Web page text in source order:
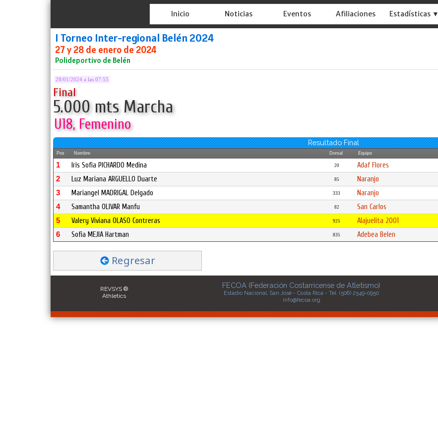
Inicio Noticias Eventos Afiliaciones Estadísticas ▼
I Torneo Inter-regional Belén 2024
27 y 28 de enero de 2024
Polideportivo de Belén
28/01/2024 a las 07:55
Final
5.000 mts Marcha
U18, Femenino
Resultado Final
Pos Nombre Dorsal Equipo
1 Iris Sofia PICHARDO Medina 20 Adaf Flores
2 Luz Mariana ARGUELLO Duarte 85 Naranjo
3 Mariangel MADRIGAL Delgado 333 Naranjo
4 Samantha OLIVAR Manfu 82 San Carlos
5 Valery Viviana OLASO Contreras 925 Alajuelita 2001
6 Sofia MEJIA Hartman 835 Adebea Belen
Regresar
REVSYS ®
Athletics
FECOA (Federación Costarricense de Atletismo)
Estadio Nacional, San José - Costa Rica - Tel. (506) 2549-0950
info@fecoa.org